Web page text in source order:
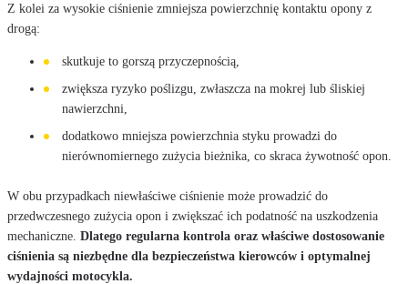
Z kolei za wysokie ciśnienie zmniejsza powierzchnię kontaktu opony z
drogą:
skutkuje to gorszą przyczepnością,
zwiększa ryzyko poślizgu, zwłaszcza na mokrej lub śliskiej
nawierzchni,
dodatkowo mniejsza powierzchnia styku prowadzi do
nierównomiernego zużycia bieżnika, co skraca żywotność opon.
W obu przypadkach niewłaściwe ciśnienie może prowadzić do
przedwczesnego zużycia opon i zwiększać ich podatność na uszkodzenia
mechaniczne. Dlatego regularna kontrola oraz właściwe dostosowanie
ciśnienia są niezbędne dla bezpieczeństwa kierowców i optymalnej
wydajności motocykla.